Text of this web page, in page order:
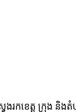
វែងរកខេត្ត ក្រុង